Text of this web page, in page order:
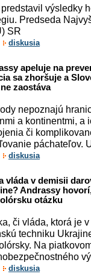
výsledky
Predseda
SR
diskusia
apeluje na
sa zhoršuje a
zaostáva
nepoznajú
a kontinentmi, a
či
páchateľov.
diskusia
vláda v demisii
Andrassy
otázku
či vláda, ktorá je
techniku
Na
diskusia